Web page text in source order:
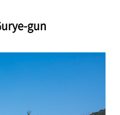
gun